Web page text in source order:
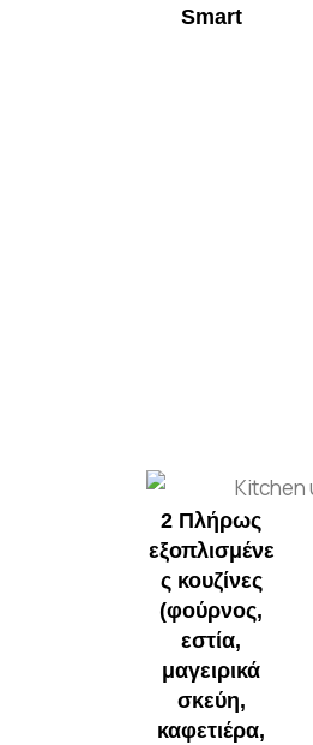
Smart
2 Πλήρως
εξοπλισμένε
ς κουζίνες
(φούρνος,
εστία,
μαγειρικά
σκεύη,
καφετιέρα,